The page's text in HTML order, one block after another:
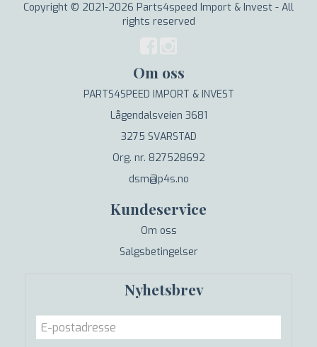
Copyright © 2021-2026 Parts4speed Import & Invest - All
rights reserved
Om oss
PARTS4SPEED IMPORT & INVEST
Lågendalsveien 3681
3275 SVARSTAD
Org. nr. 827528692
dsm@p4s.no
Kundeservice
Om oss
Salgsbetingelser
Nyhetsbrev